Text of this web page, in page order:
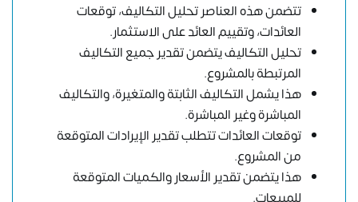
تتضمن هذه العناصر تحليل التكاليف، توقعات
العائدات، وتقييم العائد على الاستثمار.
تحليل التكاليف يتضمن تقدير جميع التكاليف
المرتبطة بالمشروع.
هذا يشمل التكاليف الثابتة والمتغيرة، والتكاليف
المباشرة وغير المباشرة.
توقعات العائدات تتطلب تقدير الإيرادات المتوقعة
من المشروع.
هذا يتضمن تقدير الأسعار والكميات المتوقعة